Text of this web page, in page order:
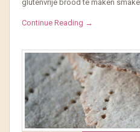
glutenvrije brood te maken
Continue Reading →